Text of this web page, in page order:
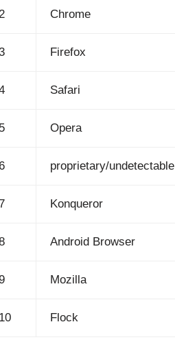
Chrome
Firefox
Safari
5 Opera
proprietary/undetectable
Konqueror
Android Browser
Mozilla
10 Flock